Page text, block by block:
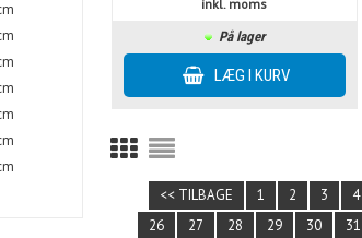
inkl. moms
På lager
<< TILBAGE 1 2 3 4
26
27 28 29 30 31